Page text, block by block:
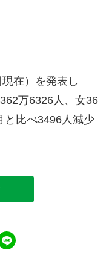
在）を発表し
万6326人、女36
と比べ3496人減少
ア